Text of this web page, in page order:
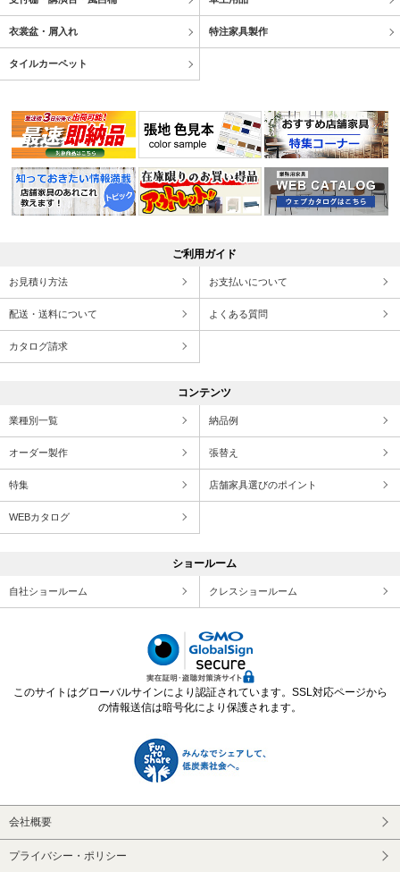
衣裳盆・屑入れ 特注家具製作
タイルカーペット
ご利用ガイド
お見積り方法 お支払いについて
配送・送料について よくある質問
カタログ請求
コンテンツ
業種別一覧 納品例
オーダー製作 張替え
特集 店舗家具選びのポイント
WEBカタログ
ショールーム
自社ショールーム クレスショールーム
このサイトはグローバルサインにより認証されています。SSL対応ページから
の情報送信は暗号化により保護されます。
会社概要
プライバシー・ポリシー